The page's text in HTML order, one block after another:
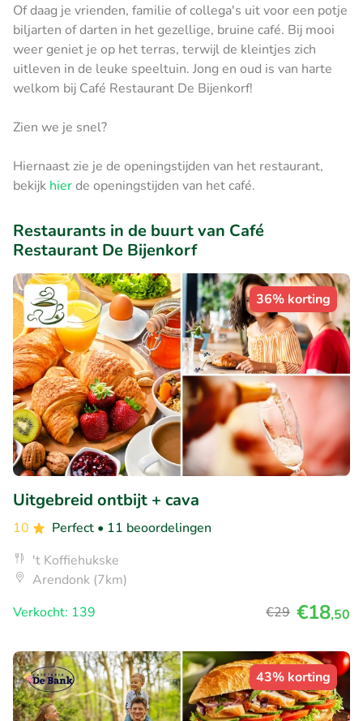
Of daag je vrienden, familie of collega's uit voor een potje
biljarten of darten in het gezellige, bruine café. Bij mooi
weer geniet je op het terras, terwijl de kleintjes zich
uitleven in de leuke speeltuin. Jong en oud is van harte
welkom bij Café Restaurant De Bijenkorf!
Zien we je snel?
Hiernaast zie je de openingstijden van het restaurant,
bekijk hierde openingstijden van het café.
Restaurants in de buurt van Café
Restaurant De Bijenkorf
36% korting
Uitgebreid ontbijt + cava
10 Perfect • 11 beoordelingen
't Koffiehukske
Arendonk (7km)
Verkocht: 139
€29 €18,50
43% korting